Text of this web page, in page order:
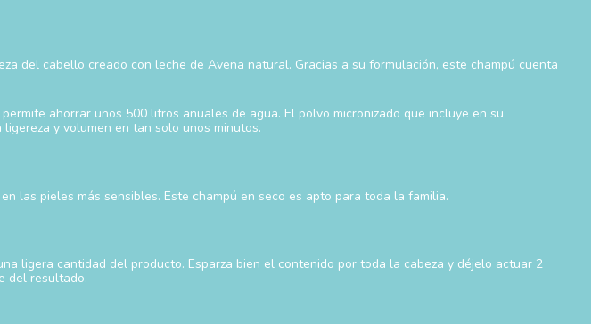
del cabello creado con leche de Avena natural. Gracias a su formulación, este champú cuenta
ahorrar unos 500 litros anuales de agua. El polvo micronizado que incluye en su
y volumen en tan solo unos minutos.
las pieles más sensibles. Este champú en seco es apto para toda la familia.
ligera cantidad del producto. Esparza bien el contenido por toda la cabeza y déjelo actuar 2
del resultado.